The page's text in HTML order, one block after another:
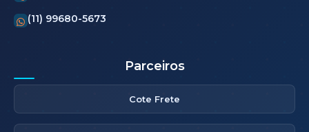
(11) 99680-5673
Parceiros
Cote Frete